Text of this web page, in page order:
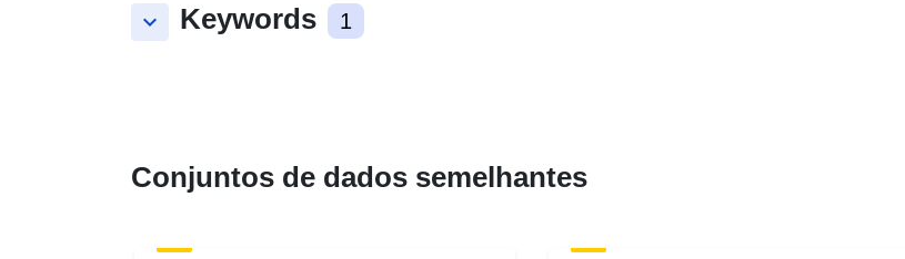
keyboard_arrow_down Keywords 1
Conjuntos de dados semelhantes